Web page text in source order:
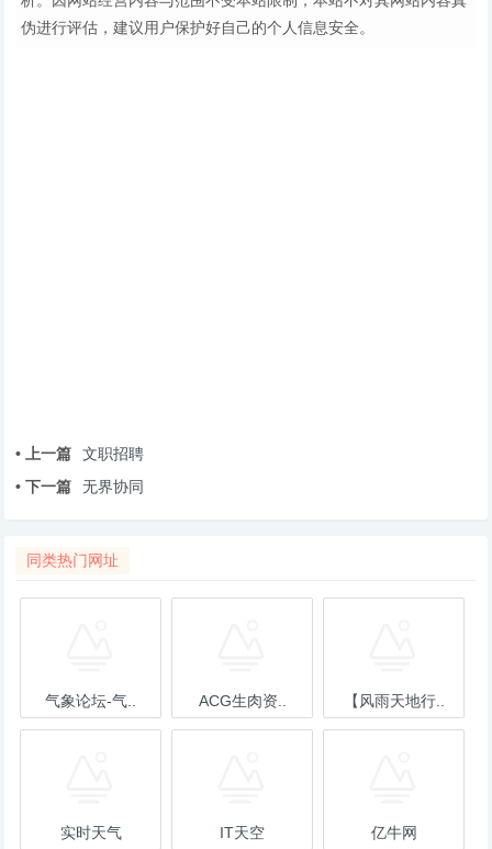
伪进行评估，建议用户保护好自己的个人信息安全。
• 上一篇
文职招聘
• 下一篇
无界协同
同类热门网址
气象论坛-气.. ACG生肉资.. 【风雨天地行..
实时天气 IT天空 亿牛网